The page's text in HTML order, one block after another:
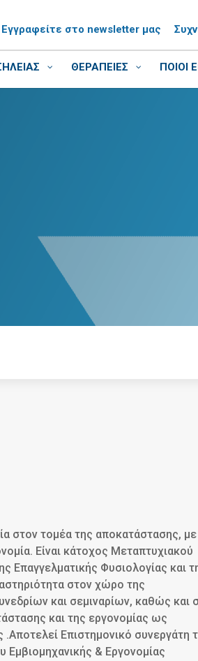
Εγγραφείτε στο newsletter μας
ΘΕΡΑΠΕΙΕΣ ΠΟΙΟΙ
στον τομέα της αποκατάστασης, με
Είναι κάτοχος Μεταπτυχιακού
Επαγγελματικής Φυσιολογίας και
στον χώρο της
και σεμιναρίων, καθώς και
και της εργονομίας ως
Επιστημονικό συνεργάτη
Εμβιομηχανικής & Εργονομίας